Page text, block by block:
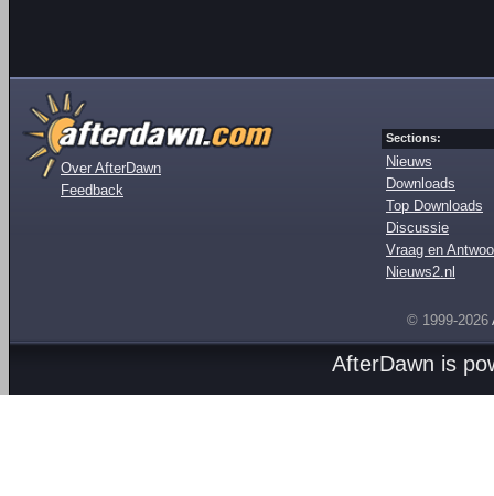
Over AfterDawn
Feedback
Sections:
Nieuws
Downloads
Top Downloads
Discussie
Vraag en
Nieuws2.nl
© 1999-2026
AfterDawn is